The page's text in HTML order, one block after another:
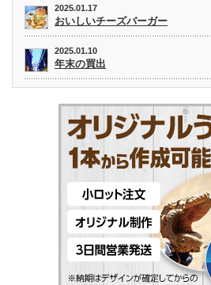
2025.01.17
おいしいチーズバーガー
2025.01.10
年末の買出